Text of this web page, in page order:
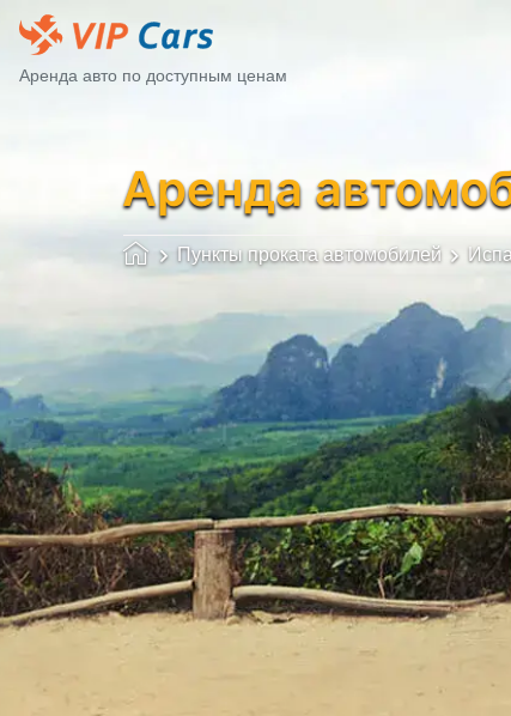
Аренда авто по доступным ценам
Аренда
Пункты проката автомобилей